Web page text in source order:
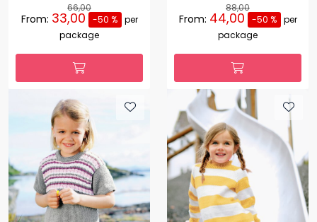
66,00
From: 33,00 -50 %
per
package
88,00
From: 44,00 -50 %
per
package